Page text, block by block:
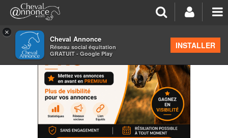
×
Cheval Annonce
Réseau social équitation
GRATUIT - Google Play
INSTALLER